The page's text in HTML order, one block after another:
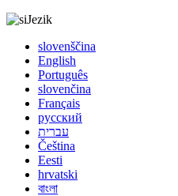
Jezik
slovenščina
English
Português
slovenčina
Français
русский
עברית
Čeština
Eesti
hrvatski
বাংলা